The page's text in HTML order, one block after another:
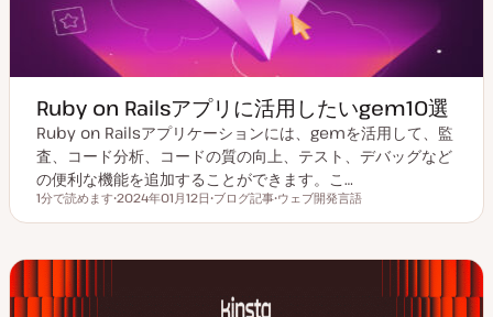
Ruby on Railsアプリに活用したいgem10選
Ruby on Railsアプリケーションには、gemを活用して、監
査、コード分析、コードの質の向上、テスト、デバッグなど
の便利な機能を追加することができます。こ…
読むのにかかる時間
1分で読めます
新
2024年01月12日
稿
ブログ記事
ピ
ウェブ開発言語